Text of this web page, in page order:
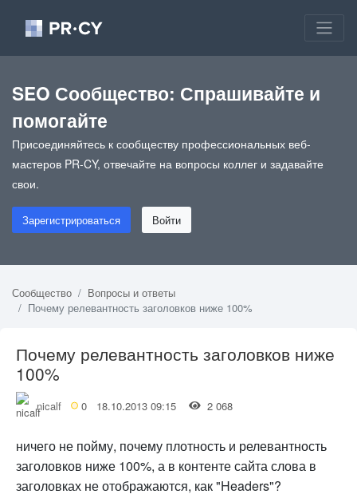
SEO Сообщество: Спрашивайте и
помогайте
Присоединяйтесь к сообществу профессиональных веб-
мастеров PR-CY, отвечайте на вопросы коллег и задавайте
свои.
Зарегистрироваться Войти
Сообщество
Вопросы и ответы
Почему релевантность заголовков ниже 100%
Почему релевантность заголовков ниже
100%
nicalf 0 18.10.2013 09:15 2 068
ничего не пойму, почему плотность и релевантность
заголовков ниже 100%, а в контенте сайта слова в
заголовках не отображаются, как "Headers"?